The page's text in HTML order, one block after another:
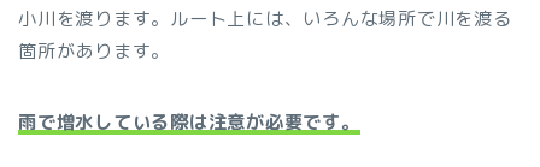
小川を渡ります。ルート上には、いろんな場所で川を渡る
箇所があります。
雨で増水している際は注意が必要です。